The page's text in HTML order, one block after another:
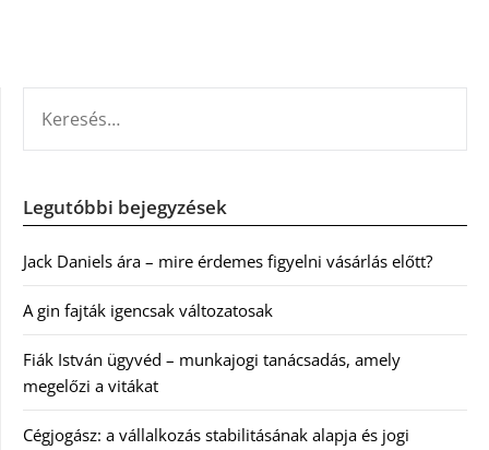
Legutóbbi bejegyzések
Jack Daniels ára – mire érdemes figyelni vásárlás előtt?
A gin fajták igencsak változatosak
Fiák István ügyvéd – munkajogi tanácsadás, amely
megelőzi a vitákat
Cégjogász: a vállalkozás stabilitásának alapja és jogi